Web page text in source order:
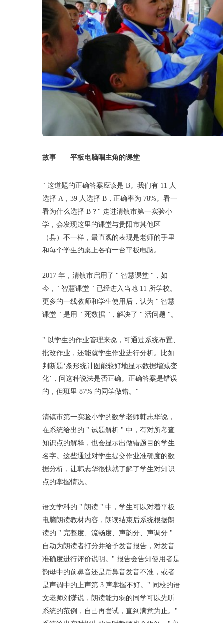
故事——平板电脑唱主角的课堂
" 这道题的正确答案应该是 B。我们有 11 人
选择 A，39 人选择 B，正确率为 78%。看一
看为什么选择 B？" 走进清镇市第一实验小
学，会发现这里的课堂与贵阳市其他区
（县）不一样，最直观的表现是老师的手里
和每个学生的桌上各有一台平板电脑。
2017 年，清镇市启用了 " 智慧课堂 "，如
今，" 智慧课堂 " 已经进入当地 11 所学校。
更多的一线教师和学生使用后，认为 " 智慧
课堂 " 是用 " 死数据 "，解决了 " 活问题 "。
" 以学生的作业管理来说，可通过系统布置、
批改作业，还能就学生作业进行分析。比如
判断题‘条形统计图能较好地显示数据增减变
化’，问这种说法是否正确。正确答案是错误
的，但班里 87% 的同学做错。"
清镇市第一实验小学的数学老师韩志华说，
在系统给出的 " 试题解析 " 中，有对所考查
知识点的解释，也会显示出做错题目的学生
名字。这些通过对学生提交作业准确度的数
据分析，让韩志华很快就了解了学生对知识
点的掌握情况。
语文学科的 " 朗读 " 中，学生可以对着平板
电脑朗读教材内容，朗读结束后系统根据朗
读的 " 完整度、流畅度、声韵分、声调分 "
自动为朗读者打分并给予发音报告，对发音
准确度进行评价说明。" 报告会告知使用者是
韵母中的前鼻音还是后鼻音发音不准，或者
是声调中的上声第 3 声掌握不好。" 同校的语
文老师刘潇说，朗读能力弱的同学可以先听
系统的范例，自己再尝试，直到满意为止。"